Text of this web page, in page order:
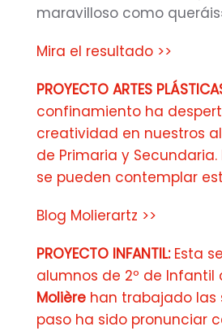
maravilloso como
Mira el resultado >>
PROYECTO ARTES
confinamiento ha
creatividad en nuestros
de Primaria y
se pueden contemplar
Blog Molierartz >>
PROYECTO INFANTIL:Esta
alumnos de 2º de Infantil
Molière han trabajado las
paso ha sido pronunciar